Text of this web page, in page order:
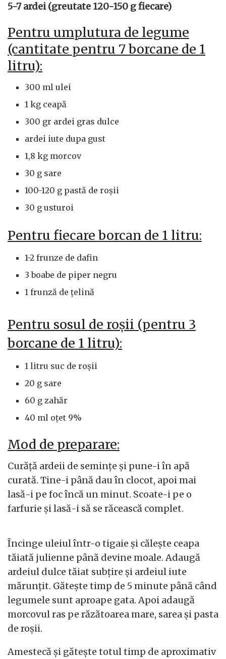
5-7 ardei (greutate 120-150 g fiecare)
Pentru umplutura de legume
(cantitate pentru 7 borcane de 1
litru):
300 ml ulei
1 kg ceapă
300 gr ardei gras dulce
ardei iute dupa gust
1,8 kg morcov
30 g sare
100-120 g pastă de roșii
30 g usturoi
Pentru fiecare borcan de 1 litru:
1-2 frunze de dafin
3 boabe de piper negru
1 frunză de țelină
Pentru sosul de roșii (pentru 3
borcane de 1 litru):
1 litru suc de roșii
20 g sare
60 g zahăr
40 ml oțet 9%
Mod de preparare:
Curăță ardeii de semințe și pune-i în apă
curată. Tine-i până dau în clocot, apoi mai
lasă-i pe foc încă un minut. Scoate-i pe o
farfurie și lasă-i să se răcească complet.
Încinge uleiul într-o tigaie și călește ceapa
tăiată julienne până devine moale. Adaugă
ardeiul dulce tăiat subțire și ardeiul iute
mărunțit. Gătește timp de 5 minute până când
legumele sunt aproape gata. Apoi adaugă
morcovul ras pe răzătoarea mare, sarea și pasta
de roșii.
Amestecă și gătește totul timp de aproximativ